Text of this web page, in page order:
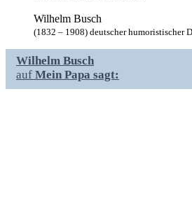
Wilhelm Busch
(1832 – 1908) deutscher humoristischer
Wilhelm Busch
auf Mein Papa sagt: